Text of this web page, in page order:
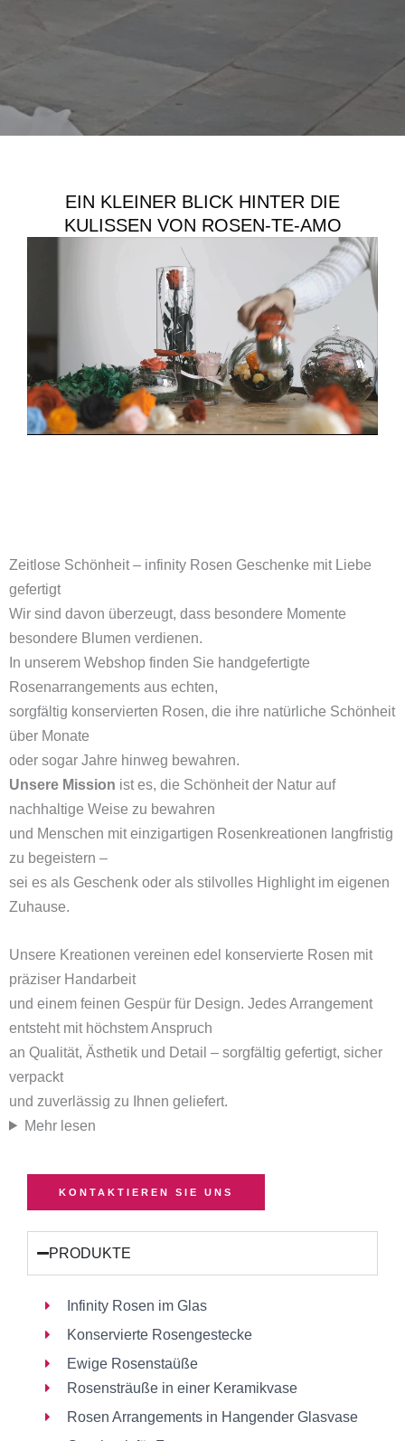
EIN KLEINER BLICK HINTER DIE
KULISSEN VON ROSEN-TE-AMO
Zeitlose Schönheit – infinity Rosen Geschenke mit Liebe
gefertigt
Wir sind davon überzeugt, dass besondere Momente
besondere Blumen verdienen.
In unserem Webshop finden Sie handgefertigte
Rosenarrangements aus echten,
sorgfältig konservierten Rosen, die ihre natürliche Schönheit
über Monate
oder sogar Jahre hinweg bewahren.
Unsere Mission ist es, die Schönheit der Natur auf
nachhaltige Weise zu bewahren
und Menschen mit einzigartigen Rosenkreationen langfristig
zu begeistern –
sei es als Geschenk oder als stilvolles Highlight im eigenen
Zuhause.
Unsere Kreationen vereinen edel konservierte Rosen mit
präziser Handarbeit
und einem feinen Gespür für Design. Jedes Arrangement
entsteht mit höchstem Anspruch
an Qualität, Ästhetik und Detail – sorgfältig gefertigt, sicher
verpackt
und zuverlässig zu Ihnen geliefert.
Mehr lesen
KONTAKTIEREN SIE UNS
PRODUKTE
Infinity Rosen im Glas
Konservierte Rosengestecke
Ewige Rosenstaüße
Rosensträuße in einer Keramikvase
Rosen Arrangements in Hangender Glasvase